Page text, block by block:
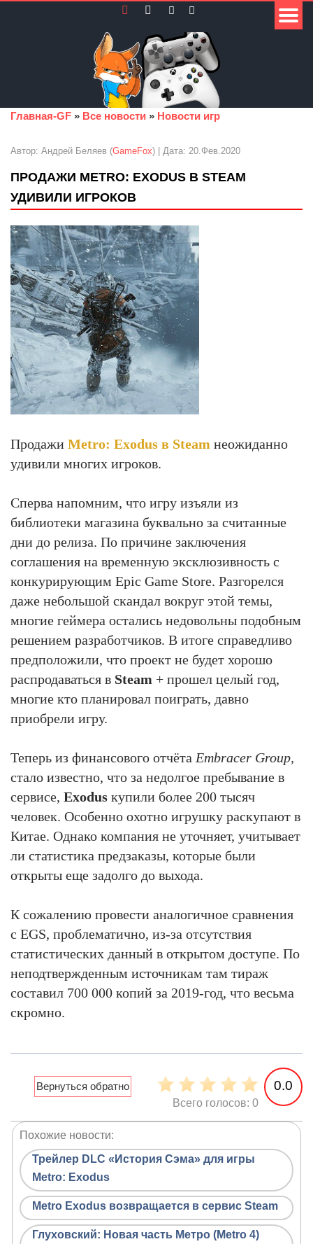
Главная-GF » Все новости » Новости игр
Автор: Андрей Беляев (GameFox) | Дата: 20.Фев.2020
ПРОДАЖИ METRO: EXODUS В STEAM
УДИВИЛИ ИГРОКОВ
Продажи Metro: Exodus в Steam неожиданно
удивили многих игроков.
Сперва напомним, что игру изъяли из
библиотеки магазина буквально за считанные
дни до релиза. По причине заключения
соглашения на временную эксклюзивность с
конкурирующим Epic Game Store. Разгорелся
даже небольшой скандал вокруг этой темы,
многие геймера остались недовольны подобным
решением разработчиков. В итоге справедливо
предположили, что проект не будет хорошо
распродаваться в Steam + прошел целый год,
многие кто планировал поиграть, давно
приобрели игру.
Теперь из финансового отчёта Embracer Group,
стало известно, что за недолгое пребывание в
сервисе, Exodus купили более 200 тысяч
человек. Особенно охотно игрушку раскупают в
Китае. Однако компания не уточняет, учитывает
ли статистика предзаказы, которые были
открыты еще задолго до выхода.
К сожалению провести аналогичное сравнения
с EGS, проблематично, из-за отсутствия
статистических данный в открытом доступе. По
неподтвержденным источникам там тираж
составил 700 000 копий за 2019-год, что весьма
скромно.
0.0
Всего голосов: 0
Похожие новости:
Трейлер DLC «История Сэма» для игры
Metro: Exodus
Metro Exodus возвращается в сервис Steam
Глуховский: Новая часть Метро (Metro 4)